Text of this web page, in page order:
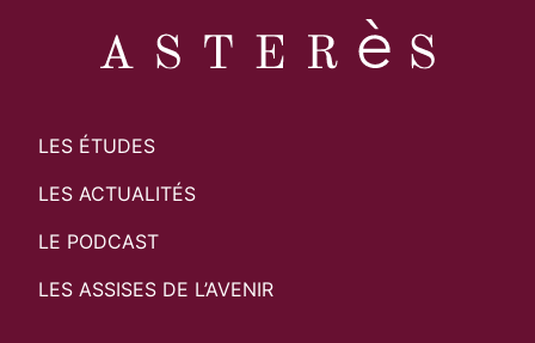
LES ÉTUDES
LES ACTUALITÉS
LE PODCAST
LES ASSISES DE L’AVENIR